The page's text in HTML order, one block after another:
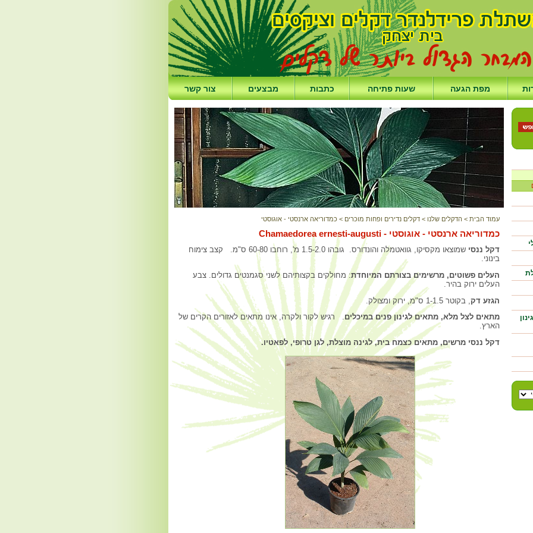
מפת הגעה שעות פתיחה כתבות מבצעים צור קשר
עמוד הבית > הדקלים שלנו > דקלים נדירים ופחות מוכרים > כמדוריאה ארנסטי - אוגוסטי
כמדוריאה ארנסטי - אוגוסטי - Chamaedorea ernesti-augusti
דקל ננסי
שמוצאו מקסיקו, גוואטמלה והונדורס. גובהו 1.5-2.0 מ', רוחבו 60-80 ס"מ. קצב צימוח
בינוני.
העלים פשוטים, מרשימים בצורתם המיוחדת: מחולקים בקצותיהם לשני סגמנטים גדולים. צבע
העלים ירוק בהיר.
הגזע דק , בקוטר 1-1.5 ס"מ, ירוק ומצולק.
מתאים לצל מלא, מתאים לגינון פנים במיכלים. רגיש לקור ולקרה, אינו מתאים לאזורים הקרים של
הארץ.
דקל ננסי מרשים, מתאים כצמח בית, לגינה מוצלת, לגן טרופי, לפאטיו.